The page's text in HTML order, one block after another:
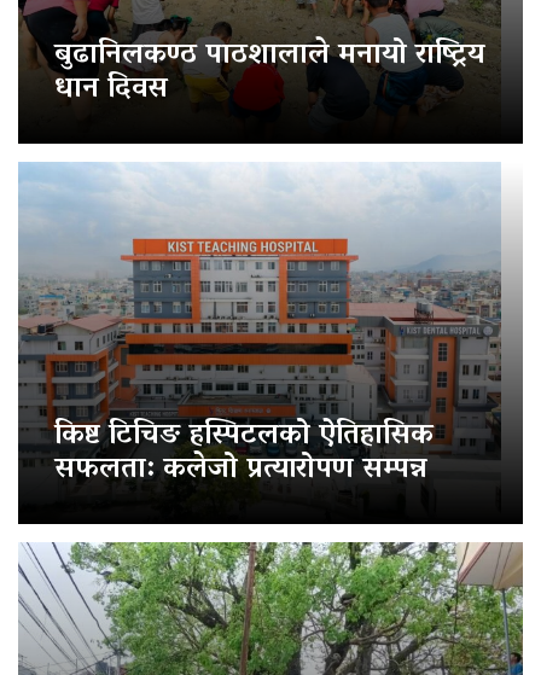
बुढानिलकण्ठ पाठशालाले मनायो राष्ट्रिय
धान दिवस
किष्ट टिचिङ हस्पिटलको ऐतिहासिक
सफलता: कलेजो प्रत्यारोपण सम्पन्न